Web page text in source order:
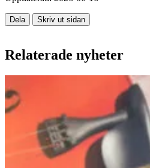
Dela Skriv ut sidan
Relaterade nyheter